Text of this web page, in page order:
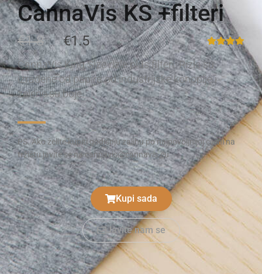
CannaVis KS +filteri
€1.8 €1.5
CannaVis King Size rizle plus filteri. Rizle su
izrađene od papira od industrijske konoplje i
zelene su boje.
PS. Ako želite kupiti godišnju zalihu po najpovoljnijoj cijeni na
tržištu javite se na cannavis@cannavis.eu
Kupi sada
Javite nam se